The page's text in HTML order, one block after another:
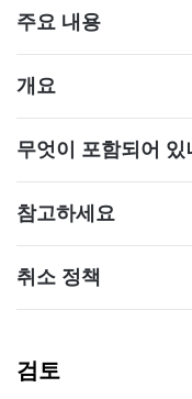
주요 내용
개요
무엇이 포함되어 있
참고하세요
취소 정책
검토